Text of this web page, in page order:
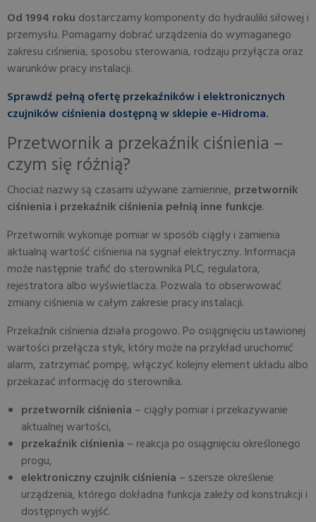
Od 1994 roku dostarczamy komponenty do hydrauliki siłowej i
przemysłu. Pomagamy dobrać urządzenia do wymaganego
zakresu ciśnienia, sposobu sterowania, rodzaju przyłącza oraz
warunków pracy instalacji.
Sprawdź pełną ofertę przekaźników i elektronicznych
czujników ciśnienia dostępną w sklepie e-Hidroma.
Przetwornik a przekaźnik ciśnienia –
czym się różnią?
Chociaż nazwy są czasami używane zamiennie, przetwornik
ciśnienia i przekaźnik ciśnienia pełnią inne funkcje.
Przetwornik wykonuje pomiar w sposób ciągły i zamienia
aktualną wartość ciśnienia na sygnał elektryczny. Informacja
może następnie trafić do sterownika PLC, regulatora,
rejestratora albo wyświetlacza. Pozwala to obserwować
zmiany ciśnienia w całym zakresie pracy instalacji.
Przekaźnik ciśnienia działa progowo. Po osiągnięciu ustawionej
wartości przełącza styk, który może na przykład uruchomić
alarm, zatrzymać pompę, włączyć kolejny element układu albo
przekazać informację do sterownika.
przetwornik ciśnienia – ciągły pomiar i przekazywanie
aktualnej wartości,
przekaźnik ciśnienia – reakcja po osiągnięciu określonego
progu,
elektroniczny czujnik ciśnienia – szersze określenie
urządzenia, którego dokładna funkcja zależy od konstrukcji i
dostępnych wyjść.